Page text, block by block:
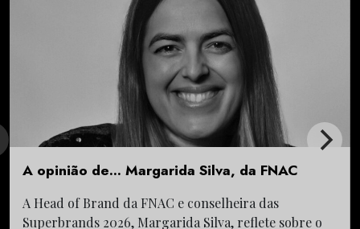
A opinião de… Margarida Silva, da FNAC
A Head of Brand da FNAC e conselheira das
Superbrands 2026, Margarida Silva, reflete sobre o